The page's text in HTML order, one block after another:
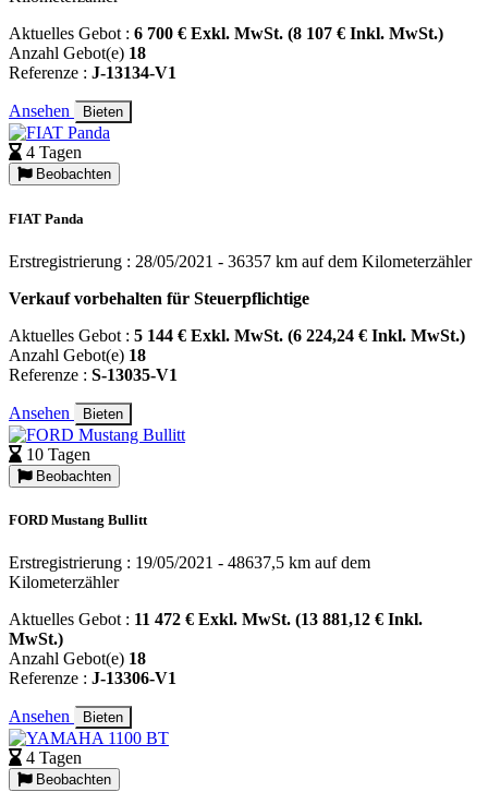
Aktuelles Gebot : 6 700 € Exkl. MwSt. (8 107 € Inkl. MwSt.)
Anzahl Gebot(e) 18
Referenze : J-13134-V1
Ansehen Bieten
4 Tagen
Beobachten
FIAT Panda
Erstregistrierung : 28/05/2021 - 36357 km auf dem Kilometerzähler
Verkauf vorbehalten für Steuerpflichtige
Aktuelles Gebot : 5 144 € Exkl. MwSt. (6 224,24 € Inkl. MwSt.)
Anzahl Gebot(e) 18
Referenze : S-13035-V1
Ansehen Bieten
10 Tagen
Beobachten
FORD Mustang Bullitt
Erstregistrierung : 19/05/2021 - 48637,5 km auf dem
Kilometerzähler
Aktuelles Gebot : 11 472 € Exkl. MwSt. (13 881,12 € Inkl.
MwSt.)
Anzahl Gebot(e) 18
Referenze : J-13306-V1
Ansehen Bieten
4 Tagen
Beobachten